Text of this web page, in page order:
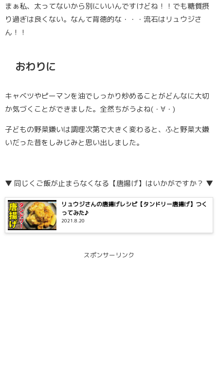
まぁ私、太ってないから別にいいんですけどね！！でも糖質摂
り過ぎは良くない。なんて背徳的な・・・流石はリュウジさ
ん！！
おわりに
キャベツやピーマンを油でしっかり炒めることがどんなに大切
か気づくことができました。全然ちがうよね(・∀・)
子どもの野菜嫌いは調理次第で大きく変わると、ふと野菜大嫌
いだった昔をしみじみと思い出しました。
▼ 同じくご飯が止まらなくなる【唐揚げ】はいかがですか？ ▼
リュウジさんの唐揚げレシピ【タンドリー唐揚げ】つく
ってみた♪
2021.8.20
スポンサーリンク